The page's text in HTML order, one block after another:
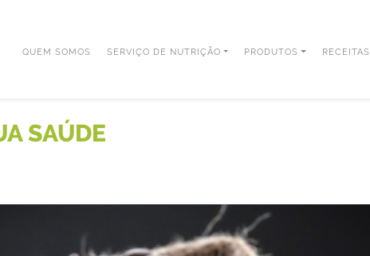
QUEM SOMOS SERVIÇO DE NUTRIÇÃO PRODUTOS RECEITAS
SAÚDE